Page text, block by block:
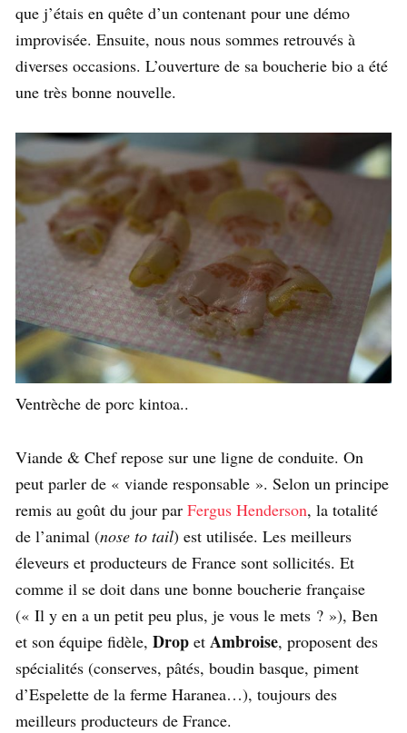
que j’étais en quête d’un contenant pour une démo
improvisée. Ensuite, nous nous sommes retrouvés à
diverses occasions. L’ouverture de sa boucherie bio a été
une très bonne nouvelle.
Ventrèche de porc kintoa..
Viande & Chef repose sur une ligne de conduite. On
peut parler de « viande responsable ». Selon un principe
remis au goût du jour par Fergus Henderson, la totalité
de l’animal (nose to tail) est utilisée. Les meilleurs
éleveurs et producteurs de France sont sollicités. Et
comme il se doit dans une bonne boucherie française
(« Il y en a un petit peu plus, je vous le mets ? »), Ben
et son équipe fidèle, Drop et Ambroise, proposent des
spécialités (conserves, pâtés, boudin basque, piment
d’Espelette de la ferme Haranea…), toujours des
meilleurs producteurs de France.